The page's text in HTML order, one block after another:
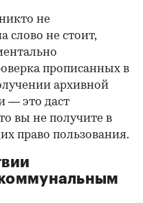
не
слово не стоит,
прописанных в
архивной
— это даст
вы не получите в
право пользования.